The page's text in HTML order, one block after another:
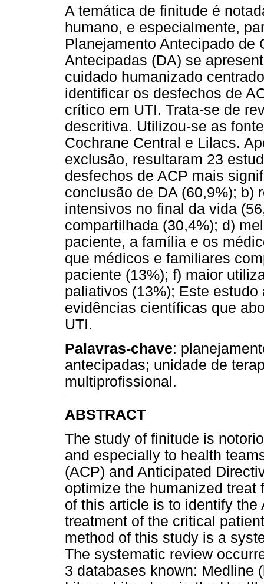
A temática de finitude é
humano, e especialmente,
Planejamento Antecipado de
Antecipadas (DA) se
cuidado humanizado
identificar os desfechos de
crítico em UTI. Trata-se de
descritiva. Utilizou-se as
Cochrane Central e Lilacs.
exclusão, resultaram 23
desfechos de ACP mais
conclusão de DA (60,9%); b)
intensivos no final da vida
compartilhada (30,4%); d)
paciente, a família e os
que médicos e familiares
paciente (13%); f) maior
paliativos (13%); Este
evidências científicas que
UTI.
Palavras-chave:
antecipadas; unidade de
multiprofissional.
ABSTRACT
The study of finitude is
and especially to health
(ACP) and Anticipated
optimize the humanized
of this article is to identify
treatment of the critical
method of this study is a
The systematic review
3 databases known: Medline